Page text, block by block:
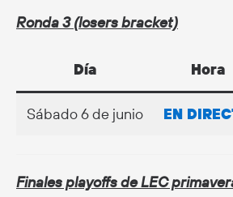
Ronda 3 (losers bracket)
Día Hora
Sábado 6 de junio EN
Finales playoffs de LEC